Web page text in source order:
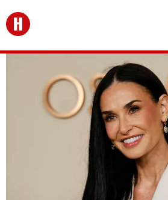
Перейти на главную